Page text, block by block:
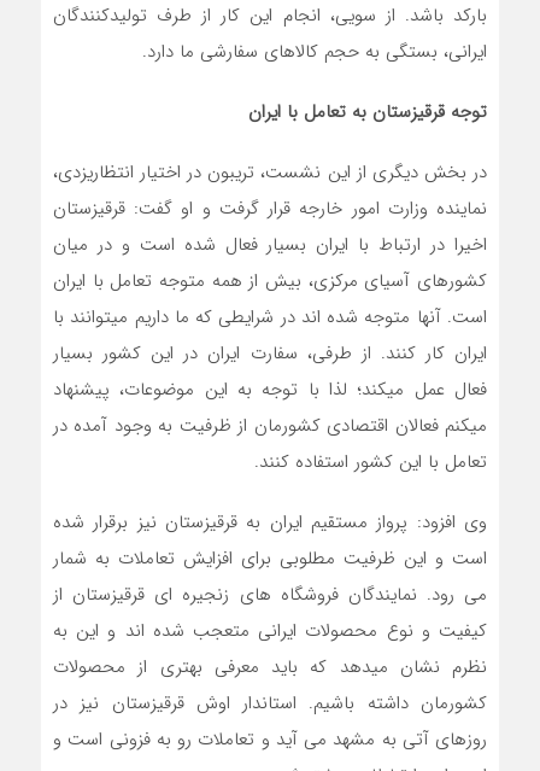
بارکد باشد. از سویی، انجام این کار از طرف تولیدکنندگان
ایرانی، بستگی به حجم کالاهای سفارشی ما دارد.
توجه قرقیزستان به تعامل با ایران
در بخش دیگری از این نشست، تریبون در اختیار انتظاریزدی،
نماینده وزارت امور خارجه قرار گرفت و او گفت: قرقیزستان
اخیرا در ارتباط با ایران بسیار فعال شده است و در میان
کشورهای آسیای مرکزی، بیش از همه متوجه تعامل با ایران
است. آنها متوجه شده اند در شرایطی که ما داریم میتوانند با
ایران کار کنند. از طرفی، سفارت ایران در این کشور بسیار
فعال عمل میکند؛ لذا با توجه به این موضوعات، پیشنهاد
میکنم فعالان اقتصادی کشورمان از ظرفیت به وجود آمده در
تعامل با این کشور استفاده کنند.
وی افزود: پرواز مستقیم ایران به قرقیزستان نیز برقرار شده
است و این ظرفیت مطلوبی برای افزایش تعاملات به شمار
می رود. نمایندگان فروشگاه های زنجیره ای قرقیزستان از
کیفیت و نوع محصولات ایرانی متعجب شده اند و این به
نظرم نشان میدهد که باید معرفی بهتری از محصولات
کشورمان داشته باشیم. استاندار اوش قرقیزستان نیز در
روزهای آتی به مشهد می آید و تعاملات رو به فزونی است و